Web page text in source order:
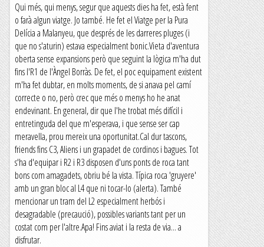
Qui més, qui menys, segur que aquests dies ha fet, està fent
o farà algun viatge. Jo també. He fet el Viatge per la Pura
Delícia a Malanyeu, que després de les darreres pluges (i
que no s'aturin) estava especialment bonic.Vieta d'aventura
oberta sense expansions però que seguint la lògica m'ha dut
fins l'R1 de l'Àngel Borràs. De fet, el poc equipament existent
m'ha fet dubtar, en molts moments, de si anava pel camí
correcte o no, però crec que més o menys ho he anat
endevinant. En general, dir que l'he trobat més difícil i
entretinguda del que m'esperava, i que sense ser cap
meravella, prou mereix una oportunitat.Cal dur tascons,
friends fins C3, Aliens i un grapadet de cordinos i bagues. Tot
s'ha d'equipar i R2 i R3 disposen d'uns ponts de roca tant
bons com amagadets, obriu bé la vista. Típica roca 'gruyere'
amb un gran bloc al L4 que ni tocar-lo (alerta). També
mencionar un tram del L2 especialment herbós i
desagradable (precaució), possibles variants tant per un
costat com per l'altre.Apa! Fins aviat i la resta de via... a
disfrutar.